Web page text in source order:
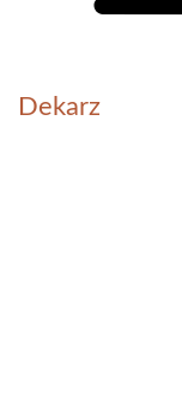
Dekarz